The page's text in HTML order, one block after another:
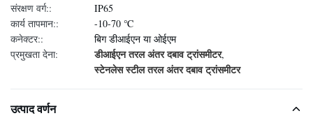
संरक्षण वर्ग::
IP65
कार्य तापमान::
-10-70 ℃
कनेक्टर::
बिग डीआईएन या ओईएम
प्रमुखता देना:
डीआईएन तरल अंतर दबाव ट्रांसमीटर,
स्टेनलेस स्टील तरल अंतर दबाव ट्रांसमीटर
उत्पाद वर्णन